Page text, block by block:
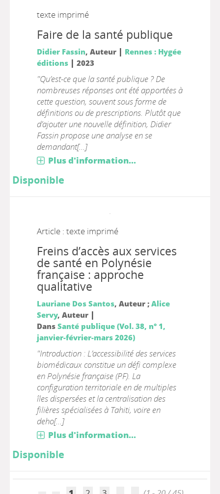
texte imprimé
Faire de la santé publique
Didier Fassin, Auteur | Rennes : Hygée
éditions| 2023
"Qu’est-ce que la santé publique ? De
nombreuses réponses ont été apportées à
cette question, souvent sous forme de
définitions ou de prescriptions. Plutôt que
d’ajouter une nouvelle définition, Didier
Fassin propose une analyse en se
demandant[...]
Plus d'information...
Disponible
Article : texte imprimé
Freins d’accès aux services
de santé en Polynésie
française : approche
qualitative
Lauriane Dos Santos, Auteur ; Alice
Servy, Auteur |
Dans Santé publique (Vol. 38, n° 1,
janvier-février-mars 2026)
"Introduction : L’accessibilité des services
biomédicaux constitue un défi complexe
en Polynésie française (PF). La
configuration territoriale en de multiples
îles dispersées et la centralisation des
filières spécialisées à Tahiti, voire en
deho[...]
Plus d'information...
Disponible